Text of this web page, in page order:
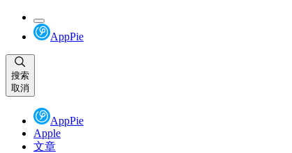
AppPie
搜索
取消
AppPie
Apple
文章